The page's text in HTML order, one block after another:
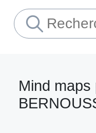
Mind maps